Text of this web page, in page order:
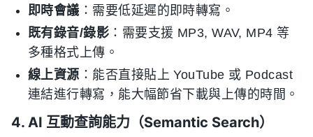
即時會議 ：需要低延遲的即時轉寫。
既有錄音/錄影 ：需要支援 MP3, WAV, MP4 等
多種格式上傳。
線上資源 ：能否直接貼上 YouTube 或 Podcast
連結進行轉寫，能大幅節省下載與上傳的時間。
4. AI 互動查詢能力（Semantic Search）